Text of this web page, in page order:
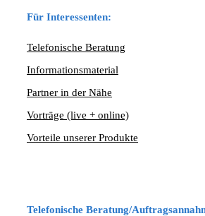
Für Interessenten:
Telefonische Beratung
Informationsmaterial
Partner in der Nähe
Vorträge (live + online)
Vorteile unserer Produkte
Telefonische Beratung/